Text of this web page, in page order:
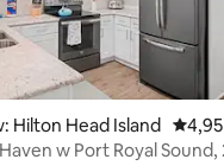
liczba recenzji: 160
Hilton Head Island
w Port Royal Sound,